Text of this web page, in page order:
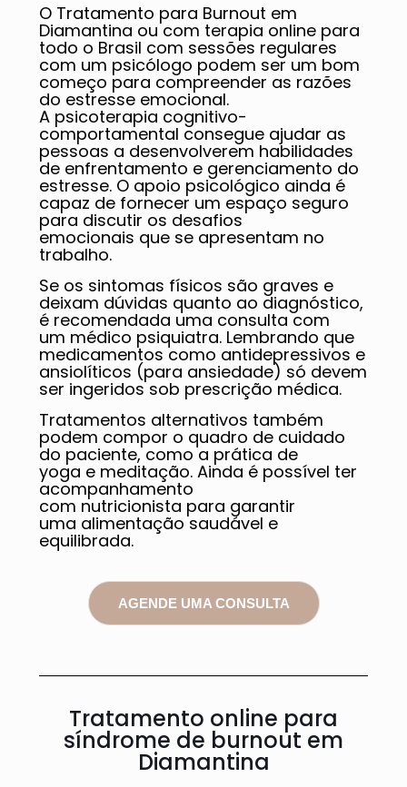
O Tratamento para Burnout em
Diamantina ou com terapia online para
todo o Brasil com sessões regulares
com um psicólogo podem ser um bom
começo para compreender as razões
do estresse emocional.
A psicoterapia cognitivo-
comportamental consegue ajudar as
pessoas a desenvolverem habilidades
de enfrentamento e gerenciamento do
estresse. O apoio psicológico ainda é
capaz de fornecer um espaço seguro
para discutir os desafios
emocionais que se apresentam no
trabalho.
Se os sintomas físicos são graves e
deixam dúvidas quanto ao diagnóstico,
é recomendada uma consulta com
um médico psiquiatra. Lembrando que
medicamentos como antidepressivos e
ansiolíticos (para ansiedade) só devem
ser ingeridos sob prescrição médica.
Tratamentos alternativos também
podem compor o quadro de cuidado
do paciente, como a prática de
yoga e meditação. Ainda é possível ter
acompanhamento
com nutricionista para garantir
uma alimentação saudável e
equilibrada.
AGENDE UMA CONSULTA
Tratamento online para
síndrome de burnout em
Diamantina